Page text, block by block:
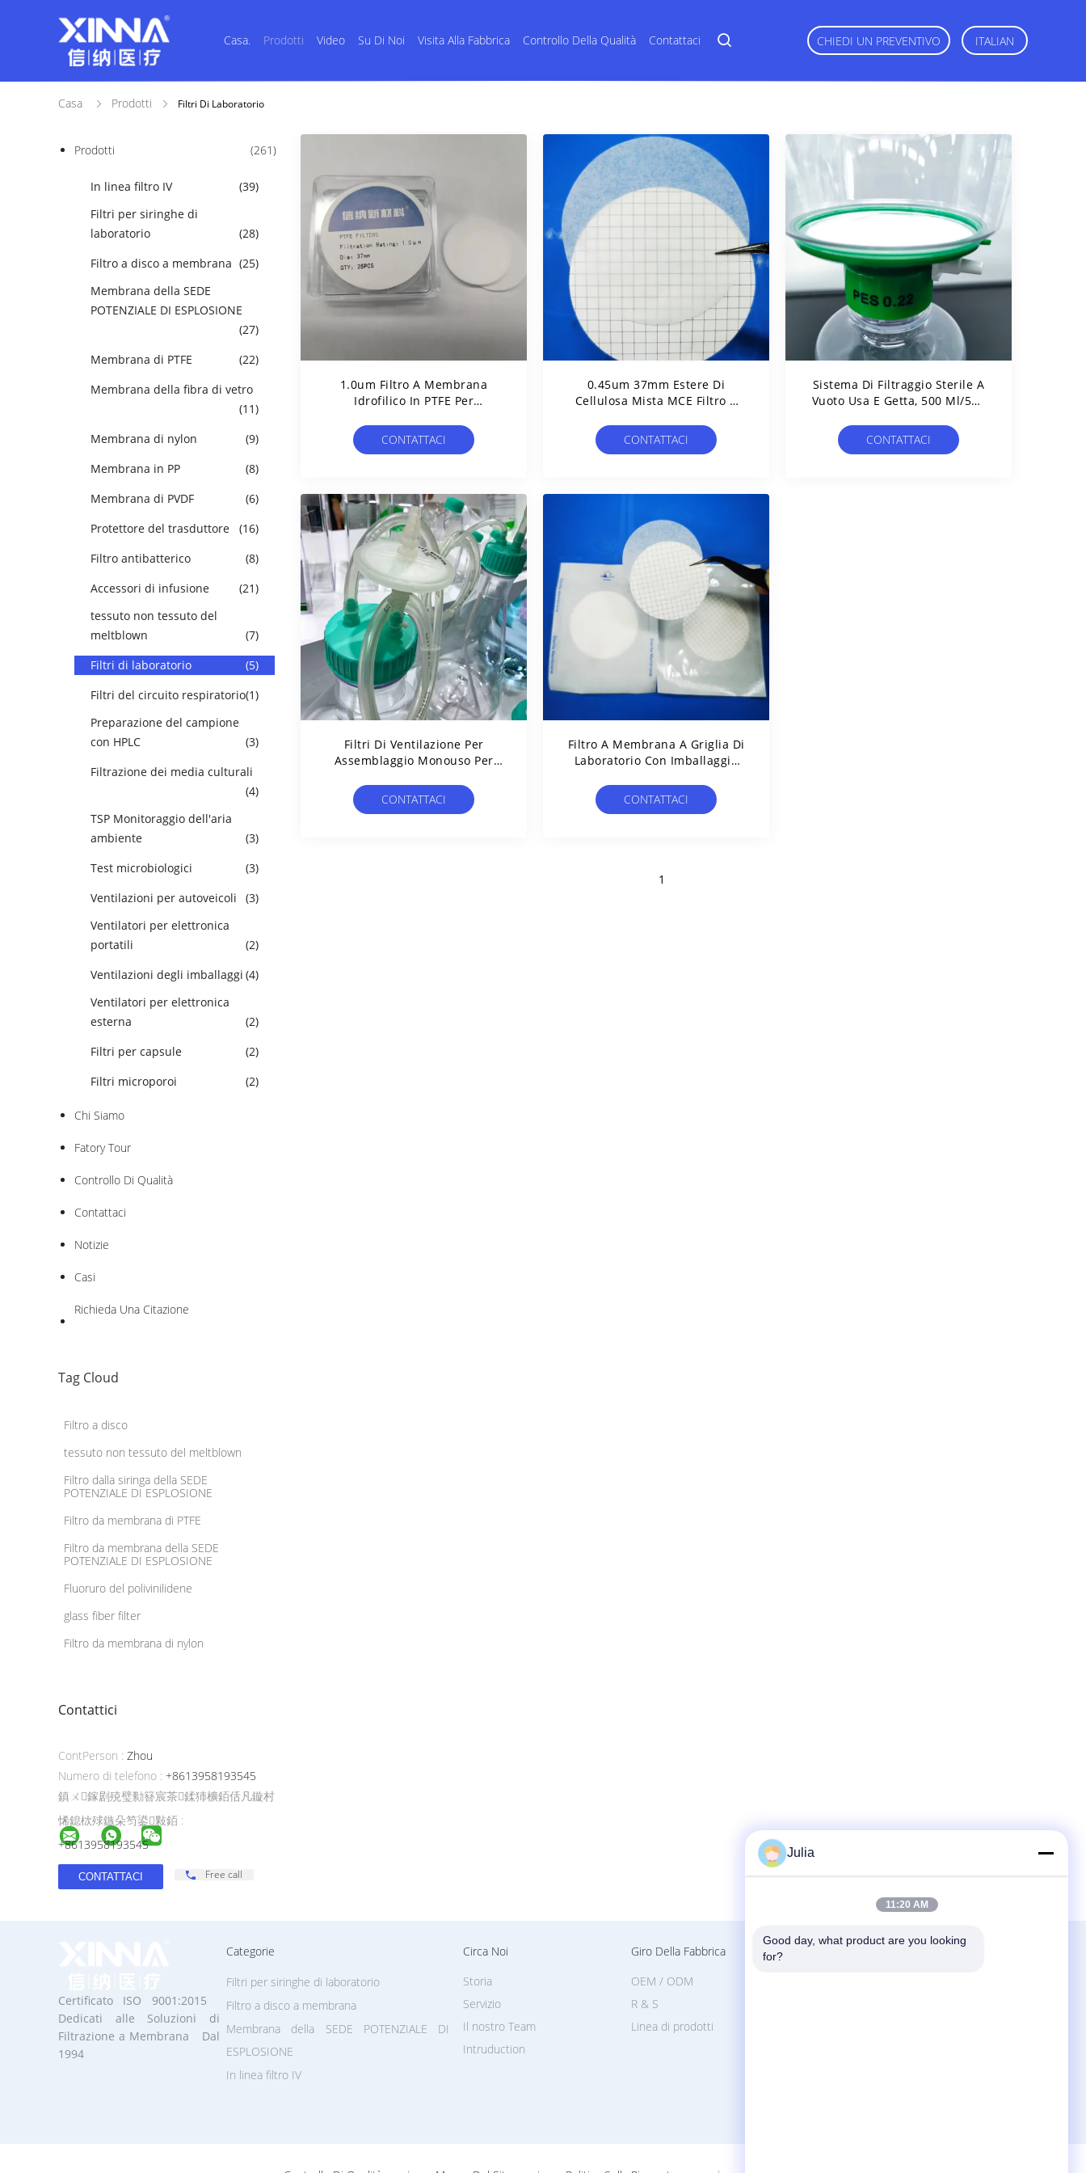
Casa. Prodotti Video Su Di Noi Visita Alla Fabbrica Controllo Della Qualità Contattaci CHIEDI UN PREVENTIVO ITALIAN
Casa Prodotti Filtri Di Laboratorio
Prodotti (261)
In linea filtro IV
(39)
Filtri per siringhe di
laboratorio
(28)
Filtro a disco a membrana (25)
Membrana della SEDE
POTENZIALE DI ESPLOSIONE
(27)
Membrana di PTFE
(22)
Membrana della fibra di vetro
(11)
Membrana di nylon
(9)
Membrana in PP
(8)
Membrana di PVDF
(6)
Protettore del trasduttore
(16)
Filtro antibatterico
(8)
Accessori di infusione
(21)
tessuto non tessuto del
meltblown
(7)
Filtri di laboratorio
(5)
Filtri del circuito respiratorio(1)
Preparazione del campione
con HPLC
(3)
Filtrazione dei media culturali
(4)
TSP Monitoraggio dell'aria
ambiente
(3)
Test microbiologici
(3)
Ventilazioni per autoveicoli
(3)
Ventilatori per elettronica
portatili
(2)
Ventilazioni degli imballaggi (4)
Ventilatori per elettronica
esterna
(2)
Filtri per capsule
(2)
Filtri microporoi
(2)
Chi Siamo
Fatory Tour
Controllo Di Qualità
Contattaci
Notizie
Casi
Richieda Una Citazione
Tag Cloud
Filtro a disco
tessuto non tessuto del meltblown
Filtro dalla siringa della SEDE
POTENZIALE DI ESPLOSIONE
Filtro da membrana di PTFE
Filtro da membrana della SEDE
POTENZIALE DI ESPLOSIONE
Fluoruro del polivinilidene
glass fiber filter
Filtro da membrana di nylon
Contattici
ContPerson : Zhou
Numero di telefono : +8613958193545
鎮ㄨ鎵剧殑璧勬簮宸茶鍒犻櫎銆佸凡鏇村
悕鎴栨殏鏃朵笉鍙敤銆 :
+8613958193545
Free call
1.0um Filtro A Membrana
Idrofilico In PTFE Per
Laboratorio
CONTATTACI
0.45um 37mm Estere Di
Cellulosa Mista MCE Filtro A
Per Il Test Di Limite Microbico
CONTATTACI
Sistema Di Filtraggio Sterile A
Vuoto Usa E Getta, 500 Ml/500
Μm/Tazza/Connector/Bottiglia/Collo
GL45
CONTATTACI
Filtri Di Ventilazione Per
Assemblaggio Monouso Per
Bioelaborazione
CONTATTACI
Filtro A Membrana A Griglia Di
Laboratorio Con Imballaggio
Limite Microbico
CONTATTACI
1
Certificato ISO 9001:2015
Dedicati alle Soluzioni di
Filtrazione a Membrana Dal
1994
Categorie
In linea filtro IV
Filtri per siringhe di laboratorio
Filtro a disco a membrana
Membrana della SEDE POTENZIALE DI
ESPLOSIONE
Circa Noi
Intruduction
Storia
Servizio
Il nostro Team
Giro Della Fabbrica
Linea di prodotti
OEM / ODM
R & S
Contattaci
Julia
11:20 AM
Good day, what product are you looking
for?